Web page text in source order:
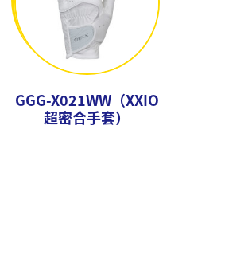
GGG-X021WW（XXIO
超密合手套）